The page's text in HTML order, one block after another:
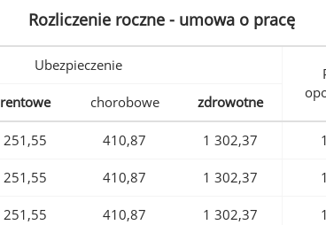
Rozliczenie roczne - umowa o pracę
Ubezpieczenie
rentowe chorobowe zdrowotne
251,55 410,87 1 302,37
251,55 410,87 1 302,37
251,55 410,87 1 302,37